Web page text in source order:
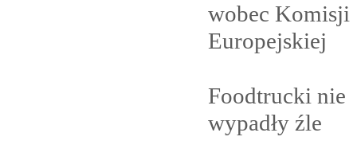
wobec Komisji
Europejskiej
Foodtrucki nie
wypadły źle